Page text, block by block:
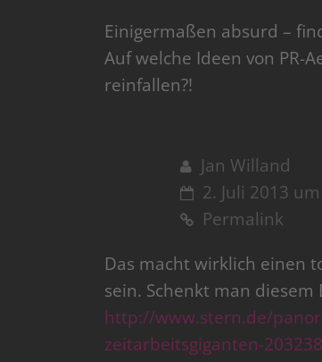
Einigermaßen absurd –
Auf welche Ideen von PR-
reinfallen?!
Jan Willand
2. Juli 2013
Permalink
Das macht wirklich einen
sein. Schenkt man diesem
http://www.stern.de/
zeitarbeitsgiganten-